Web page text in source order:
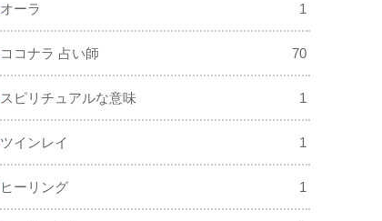
オーラ 1
ココナラ 占い師 70
スピリチュアルな意味 1
ツインレイ 1
ヒーリング 1